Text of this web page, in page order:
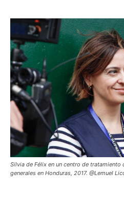
Silvia de Félix en un centro de
generales en Honduras, 2017. @Lemuel